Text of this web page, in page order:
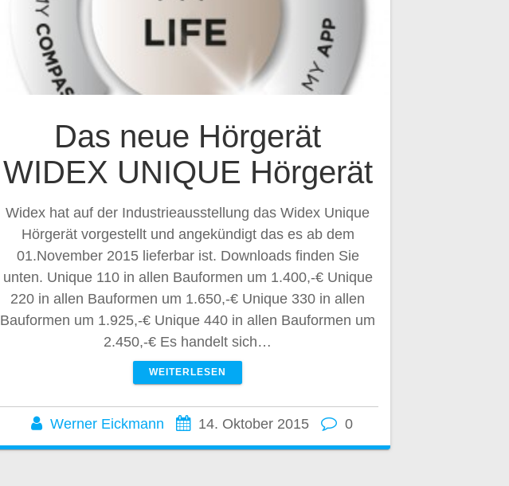
Das neue Hörgerät
WIDEX UNIQUE Hörgerät
Widex hat auf der Industrieausstellung das Widex Unique
Hörgerät vorgestellt und angekündigt das es ab dem
01.November 2015 lieferbar ist. Downloads finden Sie
unten. Unique 110 in allen Bauformen um 1.400,-€ Unique
220 in allen Bauformen um 1.650,-€ Unique 330 in allen
Bauformen um 1.925,-€ Unique 440 in allen Bauformen um
2.450,-€ Es handelt sich…
WEITERLESEN
Werner Eickmann 14. Oktober 2015 0